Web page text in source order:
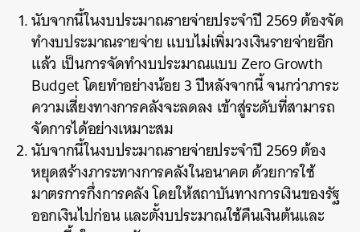
นับจากนี้ในงบประมาณรายจ่ายประจำปี 2569 ต้องจัด
ทำงบประมาณรายจ่าย แบบไม่เพิ่มวงเงินรายจ่ายอีก
แล้ว เป็นการจัดทำงบประมาณแบบ Zero Growth
Budget โดยทำอย่างน้อย 3 ปีหลังจากนี้ จนกว่าภาระ
ความเสี่ยงทางการคลังจะลดลง เข้าสู่ระดับที่สามารถ
จัดการได้อย่างเหมาะสม
นับจากนี้ในงบประมาณรายจ่ายประจำปี 2569 ต้อง
หยุดสร้างภาระทางการคลังในอนาคต ด้วยการใช้
มาตรการกึ่งการคลัง โดยให้สถาบันทางการเงินของรัฐ
ออกเงินไปก่อน และตั้งบประมาณใช้คืนเงินต้นและ